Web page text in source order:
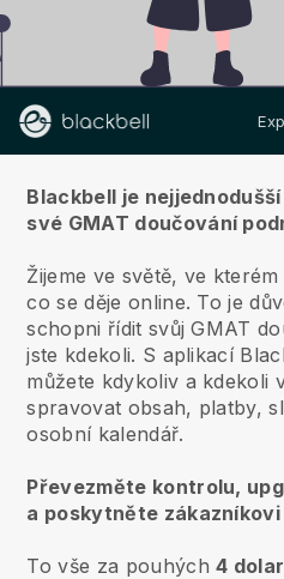
Blackbell je
své GMAT doučování
Žijeme ve světě, ve
co se děje online. To je
schopni řídit svůj GMAT
jste kdekoli. S aplikací
můžete kdykoliv a kdekoli
spravovat obsah, platby,
osobní kalendář.
Převezměte kontrolu,
a poskytněte
To vše za pouhých4